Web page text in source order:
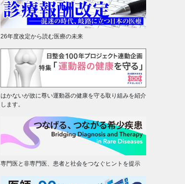
26年度改定から読む医療の未来
はかないが故に尊い運動器の健康を守る取り組みを紹介
します。
専門医と非専門医、患者と社会をつなぐヒントを提示